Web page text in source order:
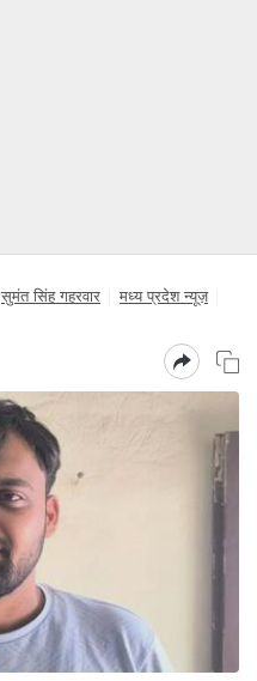
सुमंत सिंह गहरवार
मध्य प्रदेश न्यूज़